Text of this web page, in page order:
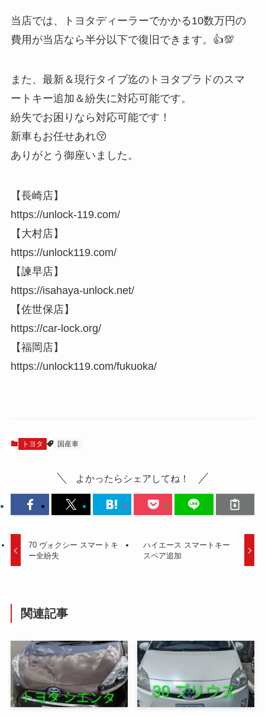
当店では、トヨタディーラーでかかる10数万円の
費用が当店なら半分以下で復旧できます。👍💯
また、最新＆現行タイプ迄のトヨタプラドのスマ
ートキー追加＆紛失に対応可能です。
紛失でお困りなら対応可能です！
新車もお任せあれ😚
ありがとう御座いました。
【長崎店】
https://unlock-119.com/
【大村店】
https://unlock119.com/
【諫早店】
https://isahaya-unlock.net/
【佐世保店】
https://car-lock.org/
【福岡店】
https://unlock119.com/fukuoka/
トヨタ 国産車
よかったらシェアしてね！
70 ヴォクシー スマートキ
ー全紛失
ハイエース スマートキー
スペア追加
関連記事